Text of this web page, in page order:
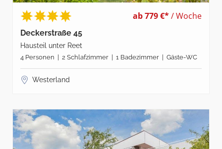
ab 779 €*/ Woche
Deckerstraße 45
Hausteil unter Reet
4 Personen | 2 Schlafzimmer | 1 Badezimmer | Gäste-WC
Westerland